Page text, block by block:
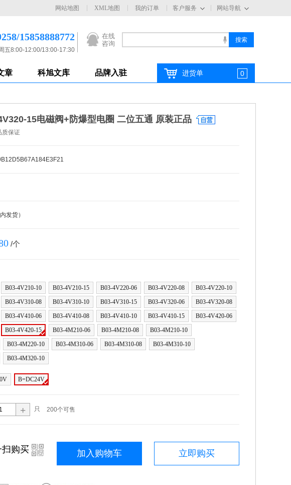
网站导航
客户服务
网站地图 XML地图 我的订单
在线
咨询
15858888772
五8:00-12:00/13:00-17:30
章 科旭文库 品牌入驻 进货单 0
15电磁阀+防爆型电圈 二位五通 原装正品
质保证
发货）
/个
B03-4V210-10 B03-4V210-15 B03-4V220-06 B03-4V220-08
B03-4V220-10
B03-4V310-08 B03-4V310-10 B03-4V310-15 B03-4V320-06
B03-4V320-08
B03-4V410-06 B03-4V410-08 B03-4V410-10 B03-4V410-15
B03-4V420-06
B03-4V420-15 B03-4M210-06 B03-4M210-08
B03-4M210-10
B03-4M220-10 B03-4M310-06 B03-4M310-08
B03-4M310-10
B03-4M320-10
B=DC24V
+ 只 200个可售
立即购买
加入购物车
扫购买 i